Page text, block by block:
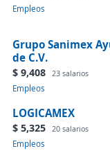
Empleos
Grupo Sanimex
de C.V.
$ 9,408 23 salarios
Empleos
LOGICAMEX
$ 5,325 20 salarios
Empleos